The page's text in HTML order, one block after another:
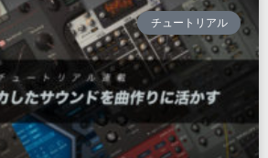
チュートリアル